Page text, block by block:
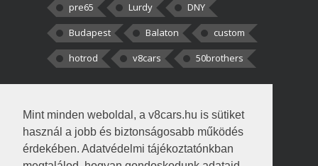
Mint minden weboldal, a v8cars.hu is sütiket
használ a jobb és biztonságosabb működés
érdekében. Adatvédelmi tájékoztatónkban
pre65
Lurdy
DNY
Budapest
Balaton
custom
hotrod
v8cars 50brothers
kortisz:Elszúrtam! Én csak két
darabbaal számoltam. Nem tudtam, hogy fél autót,